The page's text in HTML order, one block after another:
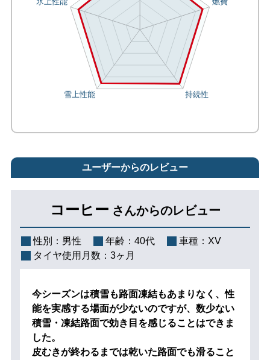
ユーザーからのレビュー
コーヒー さんからのレビュー
性別： 男性 年齢： 40代 車種： XV
タイヤ使用月数： 3ヶ月
今シーズンは積雪も路面凍結もあまりなく、性
能を実感する場面が少ないのですが、数少ない
積雪・凍結路面で効き目を感じることはできま
した。
皮むきが終わるまでは乾いた路面でも滑ること